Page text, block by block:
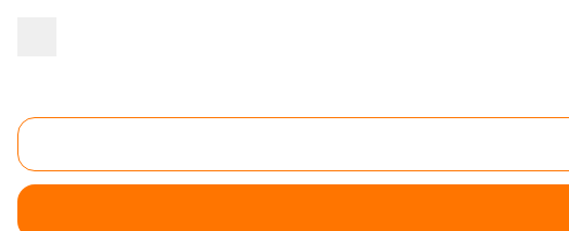
Paysagiste Pyrénées-Orientales (66)
Via plus-que-pro.fr, vous n'aurez aucun souci pour dénicher un
fleurs ou aménager des allées et bordures.